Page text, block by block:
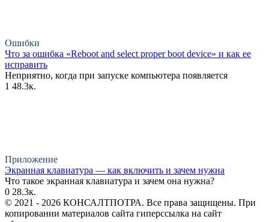
Ошибки
Что за ошибка «Reboot and select proper boot device» и как ее
исправить
Неприятно, когда при запуске компьютера появляется
1 48.3к.
Приложение
Экранная клавиатура — как включить и зачем нужна
Что такое экранная клавиатура и зачем она нужна?
0 28.3к.
© 2021 - 2026 КОНСАЛТПОТРА. Все права защищены. При
копировании материалов сайта гиперссылка на сайт